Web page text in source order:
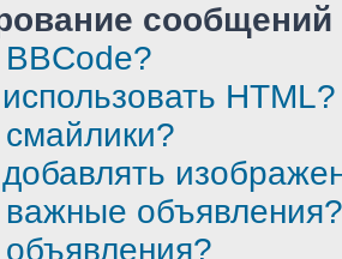
HTML?
важные объявления?